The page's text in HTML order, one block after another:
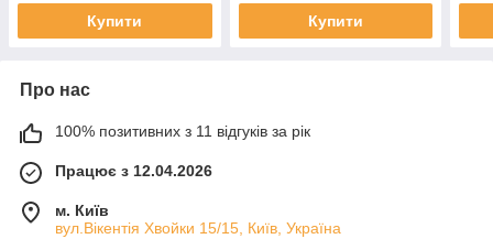
Купити Купити
Про нас
100% позитивних з 11 відгуків за рік
Працює з 12.04.2026
м. Київ
вул.Вікентія Хвойки 15/15, Київ, Україна